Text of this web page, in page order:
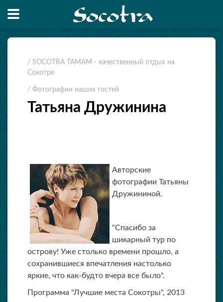
/ SOCOTRA TAMAM - качественный отдых на
Сокотре
/ Фотографии наших гостей
Татьяна Дружинина
Авторские
фотографии Татьяны
Дружининой.
"Спасибо за
шикарный тур по
острову! Уже столько времени прошло, а
сохранившиеся впечатления настолько
яркие, что как-будто вчера все было".
Программа "Лучшие места Сокотры", 2013